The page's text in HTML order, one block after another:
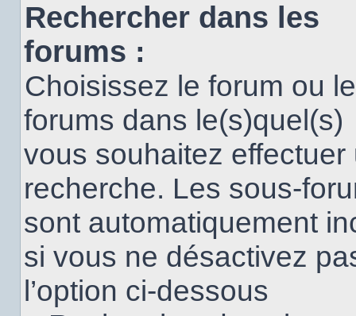
Rechercher dans les
forums :
Choisissez le forum ou
forums dans le(s)quel(s)
vous souhaitez effectuer
recherche. Les sous-
sont automatiquement
si vous ne désactivez
l’option ci-dessous